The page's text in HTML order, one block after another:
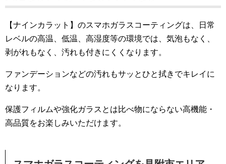
【ナインカラット】のスマホガラスコーティングは、日常
レベルの高温、低温、高湿度等の環境では、気泡もなく、
剥がれもなく、汚れも付きにくくなります。
ファンデーションなどの汚れもサッとひと拭きでキレイに
なります。
保護フィルムや強化ガラスとは比べ物にならない高機能・
高品質をお楽しみいただけます。